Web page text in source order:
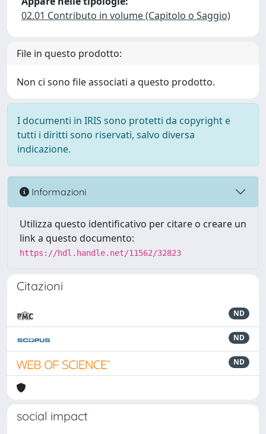
02.01 Contributo in volume (Capitolo o Saggio)
File in questo prodotto:
Non ci sono file associati a questo prodotto.
I documenti in IRIS sono protetti da copyright e
tutti i diritti sono riservati, salvo diversa
indicazione.
Informazioni
Utilizza questo identificativo per citare o creare un
link a questo documento:
https://hdl.handle.net/11562/32823
Citazioni
ND
ND
ND
social impact